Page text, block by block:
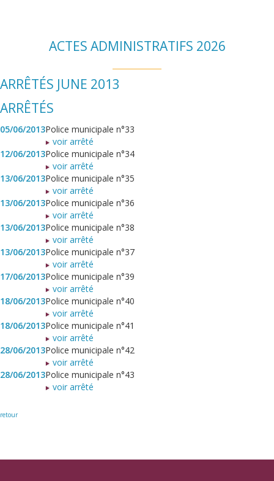
ACTES ADMINISTRATIFS 2026
ARRÊTÉS JUNE 2013
ARRÊTÉS
05/06/2013Police municipale n°33
voir arrêté
12/06/2013Police municipale n°34
voir arrêté
13/06/2013Police municipale n°35
voir arrêté
13/06/2013Police municipale n°36
voir arrêté
13/06/2013Police municipale n°38
voir arrêté
13/06/2013Police municipale n°37
voir arrêté
17/06/2013Police municipale n°39
voir arrêté
18/06/2013Police municipale n°40
voir arrêté
18/06/2013Police municipale n°41
voir arrêté
28/06/2013Police municipale n°42
voir arrêté
28/06/2013Police municipale n°43
voir arrêté
retour